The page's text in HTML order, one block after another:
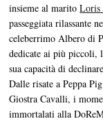
insieme al maritoLoris
passeggiata rilassante
celeberrimo Albero di
dedicate ai più piccoli,
sua capacità di
Dalle risate a Peppa
Giostra Cavalli, i
immortalati alla